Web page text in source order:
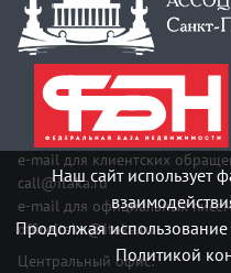
e-mail для клиентских
call@itaka.ru
e-mail для официальных
officeitaka@itaka.ru
Центральный офис:
Наш сайт использует
Продолжая использование
Политикой